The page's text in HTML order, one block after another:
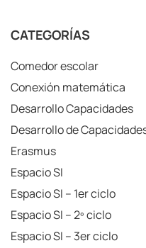
CATEGORÍAS
Comedor escolar
Conexión matemática
Desarrollo Capacidades
Desarrollo de
Erasmus
Espacio SI
Espacio SI – 1er ciclo
Espacio SI – 2º ciclo
Espacio SI – 3er ciclo